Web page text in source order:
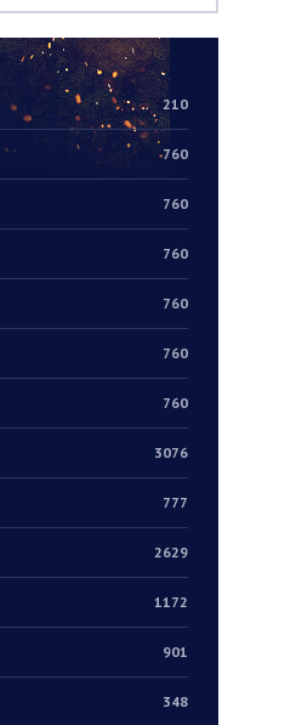
210
760
760
760
760
760
760
3076
777
2629
1172
901
348